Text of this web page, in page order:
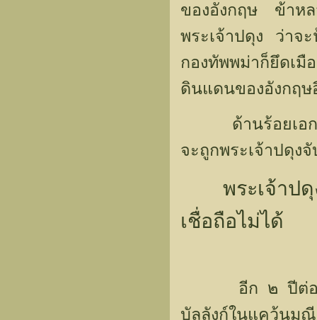
ของอังกฤษ ข้าหล
พระเจ้าปดุง ว่า
กองทัพพม่าก็ยึดเมื
ดินแดนของอังกฤษ
ด้านร้อยเอก จ
จะถูกพระเจ้าปดุง
พระเจ้าป
เชื่อถือไม่ได้
อีก ๒ ปีต่อมา
บัลลังก์ในแคว้นม